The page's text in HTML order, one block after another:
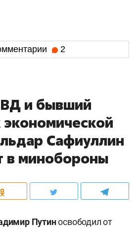
2
и бывший
экономической
Сафиуллин
в минобороны
Путиносвободил от